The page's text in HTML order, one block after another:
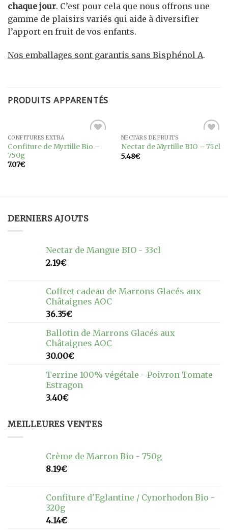
chaque jour. C’est pour cela que nous offrons une
gamme de plaisirs variés qui aide à diversifier
l’apport en fruit de vos enfants.
Nos emballages sont garantis sans Bisphénol A.
PRODUITS APPARENTÉS
Ajouter
à la
CONFITURES EXTRA
Confiture de Myrtille Bio –
750g
7.07€
Ajouter
à la
NECTARS DE FRUITS
Nectar de Myrtille BIO – 75cl
5.48€
DERNIERS AJOUTS
Nectar de Mangue BIO - 33cl
2.19€
Coffret cadeau de Marrons Glacés aux
Châtaignes AOC
36.35€
Ballotin de Marrons Glacés aux
Châtaignes AOC
30.00€
Terrine 100% végétale - Poivron Tomate
Estragon
3.40€
MEILLEURES VENTES
Crème de Marron Bio - 750g
8.19€
Confiture d'Eglantine / Cynorhodon Bio -
320g
4.14€